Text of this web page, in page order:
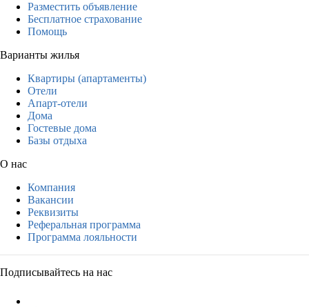
Разместить объявление
Бесплатное страхование
Помощь
Варианты жилья
Квартиры (апартаменты)
Отели
Апарт-отели
Дома
Гостевые дома
Базы отдыха
О нас
Компания
Вакансии
Реквизиты
Реферальная программа
Программа лояльности
Подписывайтесь на нас